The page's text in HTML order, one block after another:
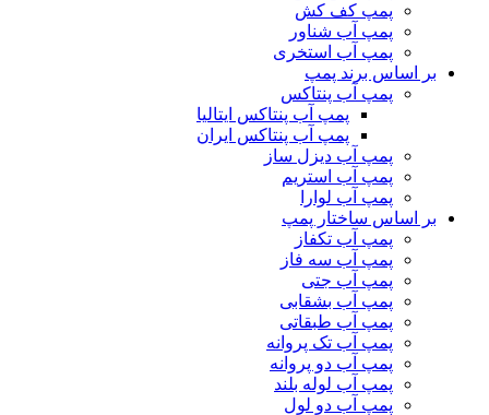
پمپ کف کش
پمپ آب شناور
پمپ آب استخری
بر اساس برند پمپ
پمپ آب پنتاکس
پمپ آب پنتاکس ایتالیا
پمپ آب پنتاکس ایران
پمپ آب دیزل ساز
پمپ آب استریم
پمپ آب لوارا
بر اساس ساختار پمپ
پمپ آب تکفاز
پمپ آب سه فاز
پمپ آب جتی
پمپ آب بشقابی
پمپ آب طبقاتی
پمپ آب تک پروانه
پمپ آب دو پروانه
پمپ آب لوله بلند
پمپ آب دو لول